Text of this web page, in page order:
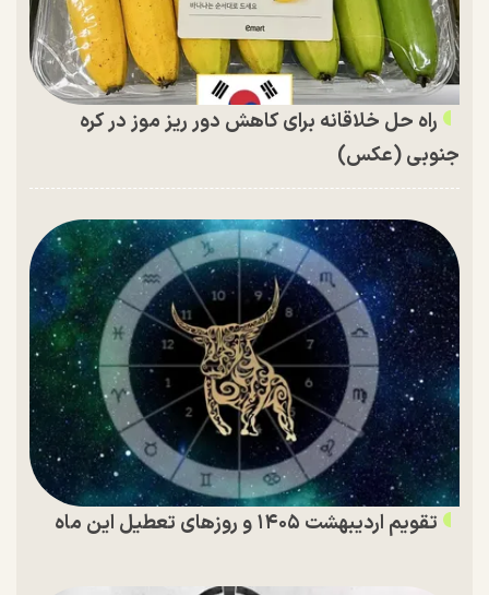
راه حل خلاقانه برای کاهش دور ریز موز در کره
جنوبی (عکس)
تقویم اردیبهشت ۱۴۰۵ و روز‌های تعطیل این ماه